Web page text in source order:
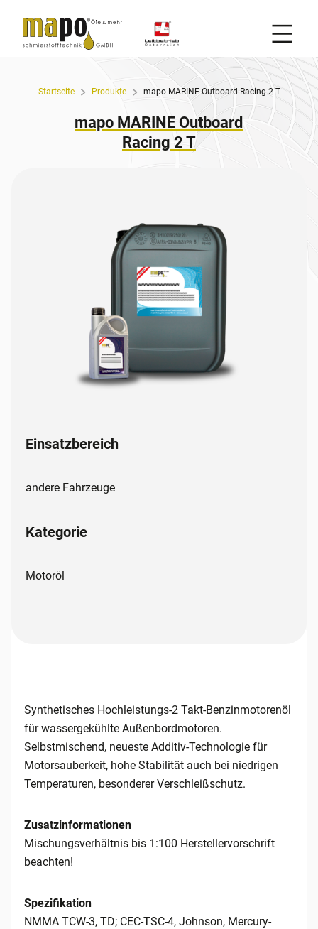
Startseite Produkte mapo MARINE Outboard Racing 2 T
mapo MARINE Outboard
Racing 2 T
Einsatzbereich
andere Fahrzeuge
Kategorie
Motoröl
Synthetisches Hochleistungs-2 Takt-Benzinmotorenöl
für wassergekühlte Außenbordmotoren.
Selbstmischend, neueste Additiv-Technologie für
Motorsauberkeit, hohe Stabilität auch bei niedrigen
Temperaturen, besonderer Verschleißschutz.
Zusatzinformationen
Mischungsverhältnis bis 1:100 Herstellervorschrift
beachten!
Spezifikation
NMMA TCW-3, TD; CEC-TSC-4, Johnson, Mercury-